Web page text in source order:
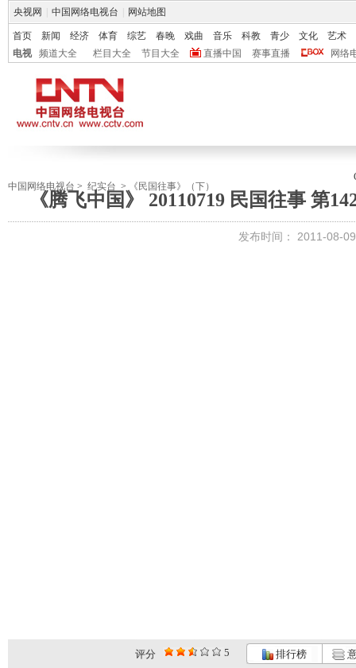
央视网 中国网络电视台 网站地图
首页 新闻 经济 体育 综艺 春晚 戏曲 音乐 科教 青少 文化
艺术
电视
频道大全 栏目大全 节目大全 直播中国 赛事直播 网络
中国网络电视台 > 纪实台 > 《民国往事》（下）
《腾飞中国》 20110719 民国往事 第
发布时间： 2011-08-
评分 5 排行榜